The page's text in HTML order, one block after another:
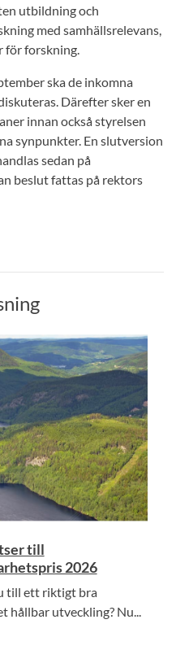
utbildning och
med samhällsrelevans,
för forskning.
ska de inkomna
Därefter sker en
innan också styrelsen
synpunkter. En slutversion
sedan på
beslut fattas på rektors
till
2026
till ett riktigt bra
hållbar utveckling? Nu...